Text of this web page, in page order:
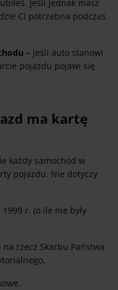
Jeśli jednak masz
Ci potrzebna podczas
– jeśli auto stanowi
pojazdu pojawi się
ma kartę
każdy samochód w
pojazdu. Nie dotyczy
r. (o ile nie były
rzecz Skarbu Państwa